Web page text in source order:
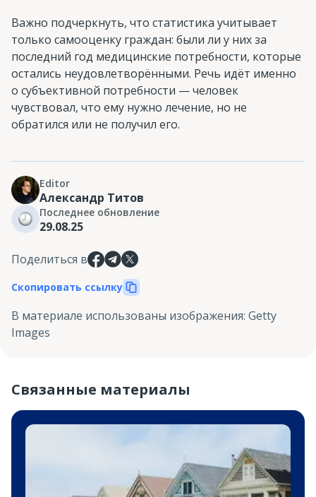
Важно подчеркнуть, что статистика учитывает
только самооценку граждан: были ли у них за
последний год медицинские потребности, которые
остались неудовлетворёнными. Речь идёт именно
о субъективной потребности — человек
чувствовал, что ему нужно лечение, но не
обратился или не получил его.
Editor
Александр Титов
Последнее обновление
29.08.25
Поделиться в
Скопировать ссылку
В материале использованы изображения: Getty
Images
Связанные материалы